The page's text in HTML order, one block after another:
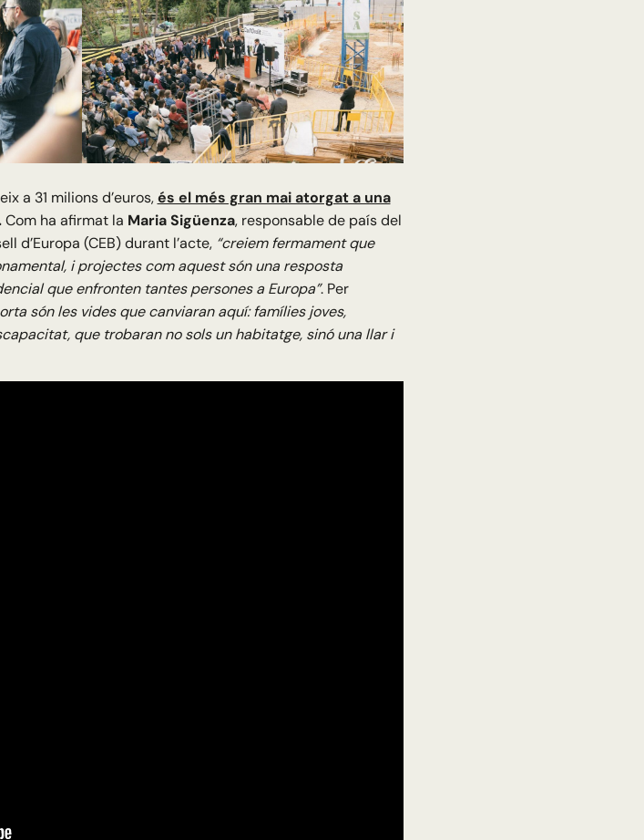
a 31 milions d’euros,és el més gran mai atorgat a una
Com ha afirmat la Maria Sigüenza, responsable de país del
d’Europa (CEB) durant l’acte, “creiem fermament que
i projectes com aquest són una resposta
que enfronten tantes persones a Europa”. Per
són les vides que canviaran aquí: famílies joves,
que trobaran no sols un habitatge, sinó una llar i